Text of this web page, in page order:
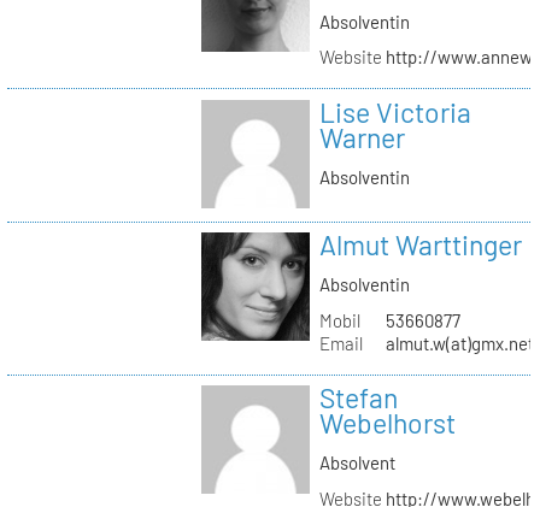
Absolventin
Website http://
Lise Victoria
Warner
Absolventin
Almut Warttinger
Absolventin
Mobil
53660877
Email
almut.w(at)gmx.net
Stefan
Webelhorst
Absolvent
Website http://